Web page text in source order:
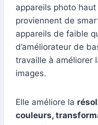
appareils photo
proviennent de
appareils de faible
d’améliorateur de
travaille à améliorer
images.
Elle améliore la
couleurs,